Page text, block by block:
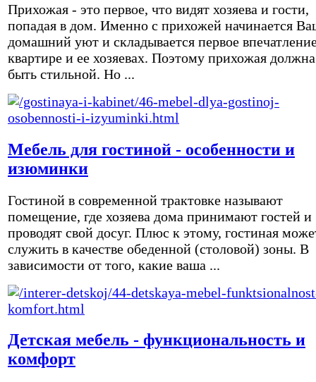
Прихожая - это первое, что видят хозяева и гости,
попадая в дом. Именно с прихожей начинается
домашний уют и складывается первое
квартире и ее хозяевах. Поэтому прихожая должна
быть стильной. Но ...
Мебель для гостиной - особенности и
изюминки
Гостиной в современной трактовке называют
помещение, где хозяева дома принимают гостей и
проводят свой досуг. Плюс к этому, гостиная
служить в качестве обеденной (столовой) зоны. В
зависимости от того, какие ваша ...
Детская мебель - функциональность и
комфорт